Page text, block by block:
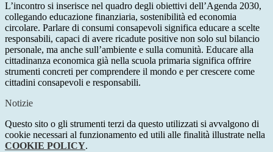
L’incontro si inserisce nel quadro degli obiettivi dell’Agenda 2030,
collegando educazione finanziaria, sostenibilità ed economia
circolare. Parlare di consumi consapevoli significa educare a scelte
responsabili, capaci di avere ricadute positive non solo sul bilancio
personale, ma anche sull’ambiente e sulla comunità. Educare alla
cittadinanza economica già nella scuola primaria significa offrire
strumenti concreti per comprendere il mondo e per crescere come
cittadini consapevoli e responsabili.
Notizie
Questo sito o gli strumenti terzi da questo utilizzati si avvalgono di
cookie necessari al funzionamento ed utili alle finalità illustrate nella
COOKIE POLICY.